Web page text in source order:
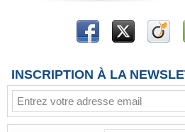
INSCRIPTION À LA